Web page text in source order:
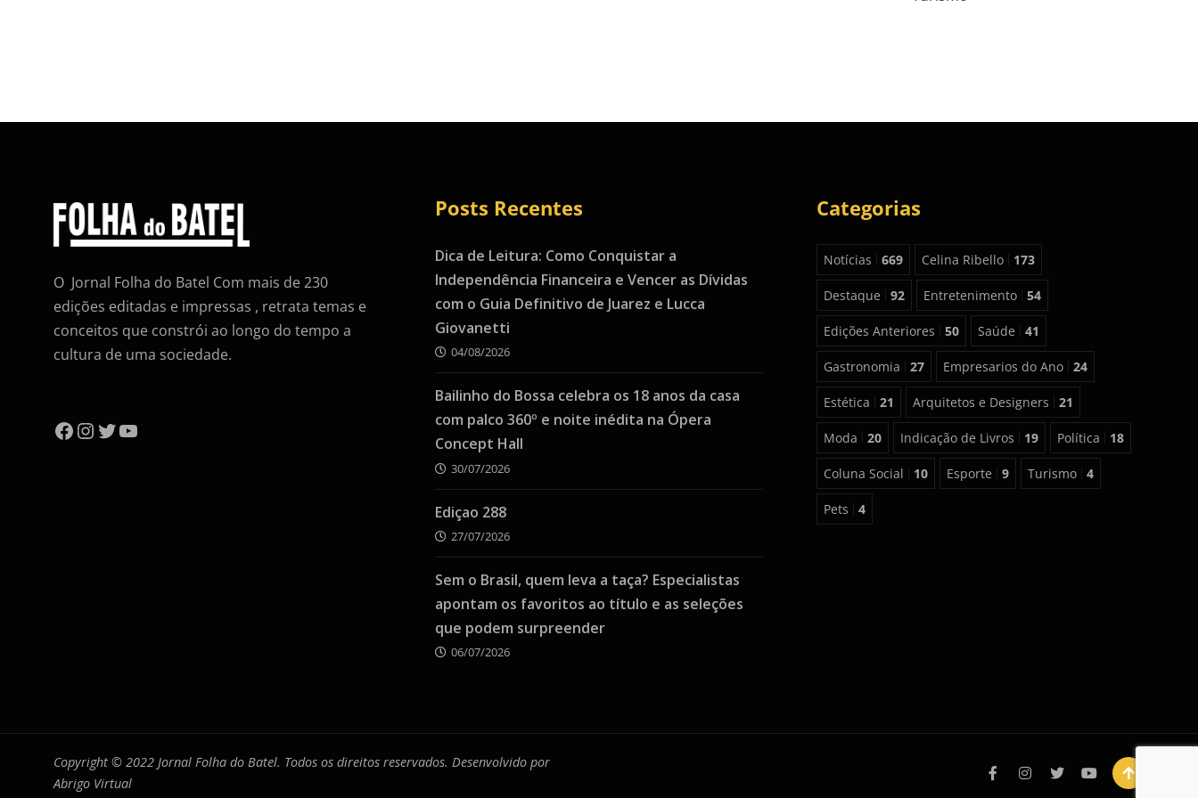
O Jornal Folha do Batel Com mais de 230
edições editadas e impressas , retrata temas e
conceitos que constrói ao longo do tempo a
cultura de uma sociedade.
Facebook
Instagram
Twitter
YouTube
Posts Recentes
Dica de Leitura: Como Conquistar a
Independência Financeira e Vencer as Dívidas
com o Guia Definitivo de Juarez e Lucca
Giovanetti
04/08/2026
Bailinho do Bossa celebra os 18 anos da casa
com palco 360º e noite inédita na Ópera
Concept Hall
30/07/2026
Ediçao 288
27/07/2026
Sem o Brasil, quem leva a taça? Especialistas
apontam os favoritos ao título e as seleções
que podem surpreender
06/07/2026
Categorias
Notícias 669 Celina Ribello 173
Destaque 92 Entretenimento 54
Edições Anteriores 50 Saúde 41
Gastronomia 27 Empresarios do Ano 24
Estética 21 Arquitetos e Designers 21
Moda 20 Indicação de Livros 19 Política 18
Coluna Social 10 Esporte 9 Turismo 4
Pets 4
Copyright © 2022 Jornal Folha do Batel. Todos os direitos reservados. Desenvolvido por
Abrigo Virtual